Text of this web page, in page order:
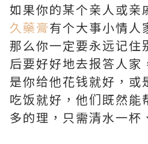
如果你的某个亲人或亲
久藥膏有个大事小情人
那么你一定要永远记住
后要好好地去报答人家
是你给他花钱就好，或
吃饭就好，他们既然能
多的理，只需清水一杯